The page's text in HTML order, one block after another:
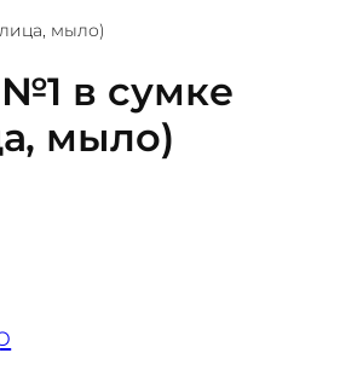
мыло)
в сумке
мыло)